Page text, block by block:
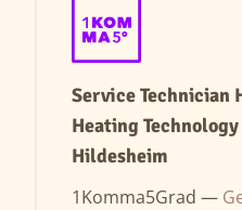
Service Technician
Heating
Hildesheim
1Komma5Grad —